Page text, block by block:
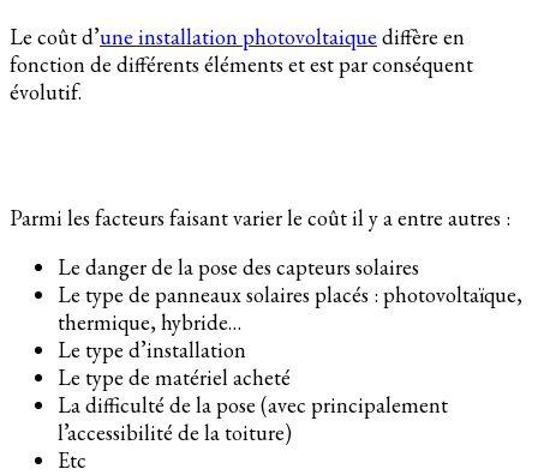
Le coût d’une installation photovoltaique diffère en
fonction de différents éléments et est par conséquent
évolutif.
Parmi les facteurs faisant varier le coût il y a entre autres :
Le danger de la pose des capteurs solaires
Le type de panneaux solaires placés : photovoltaïque,
thermique, hybride…
Le type d’installation
Le type de matériel acheté
La difficulté de la pose (avec principalement
l’accessibilité de la toiture)
Etc